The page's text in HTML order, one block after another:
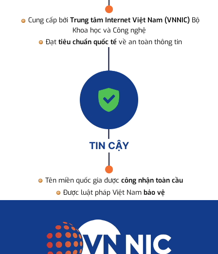
Cung cấp bởi Trung tâm Internet Việt Nam (VNNIC) Bộ
Khoa học và Công nghệ
Đạt tiêu chuẩn quốc tế về an toàn thông tin
TIN CẬY
Tên miền quốc gia được công nhận toàn cầu
Được luật pháp Việt Nam bảo vệ